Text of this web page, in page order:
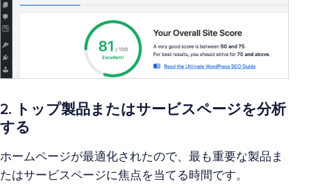
2. トップ製品またはサービスページを分析
する
ホームページが最適化されたので、最も重要な製品ま
たはサービスページに焦点を当てる時間です。